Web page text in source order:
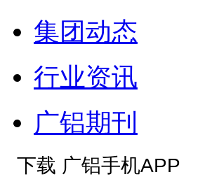
集团动态
行业资讯
广铝期刊
下载 广铝手机APP